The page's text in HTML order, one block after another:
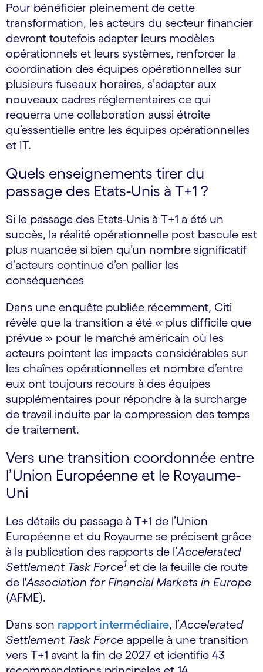
Pour bénéficier pleinement de cette
transformation, les acteurs du secteur financier
devront toutefois adapter leurs modèles
opérationnels et leurs systèmes, renforcer la
coordination des équipes opérationnelles sur
plusieurs fuseaux horaires, s’adapter aux
nouveaux cadres réglementaires ce qui
requerra une collaboration aussi étroite
qu’essentielle entre les équipes opérationnelles
et IT.
Quels enseignements tirer du
passage des Etats-Unis à T+1 ?
Si le passage des Etats-Unis à T+1 a été un
succès, la réalité opérationnelle post bascule est
plus nuancée si bien qu’un nombre significatif
d’acteurs continue d’en pallier les
conséquences
Dans une enquête publiée récemment, Citi
révèle que la transition a été « plus difficile que
prévue » pour le marché américain où les
acteurs pointent les impacts considérables sur
les chaînes opérationnelles et nombre d’entre
eux ont toujours recours à des équipes
supplémentaires pour répondre à la surcharge
de travail induite par la compression des temps
de traitement.
Vers une transition coordonnée entre
l’Union Européenne et le Royaume-
Uni
Les détails du passage à T+1 de l’Union
Européenne et du Royaume se précisent grâce
à la publication des rapports de l’Accelerated
Settlement Task Force1 et de la feuille de route
de l'Association for Financial Markets in Europe
(AFME).
Dans son rapport intermédiaire, l’Accelerated
Settlement Task Force appelle à une transition
vers T+1 avant la fin de 2027 et identifie 43